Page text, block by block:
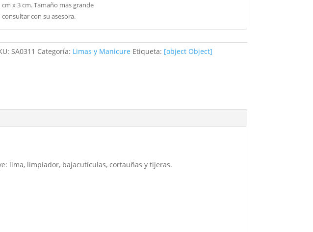
cm x 3 cm. Tamaño mas grande
consultar con su asesora.
SA0311 Categoría: Limas y Manicure Etiqueta: [object Object]
lima, limpiador, bajacutículas, cortauñas y tijeras.